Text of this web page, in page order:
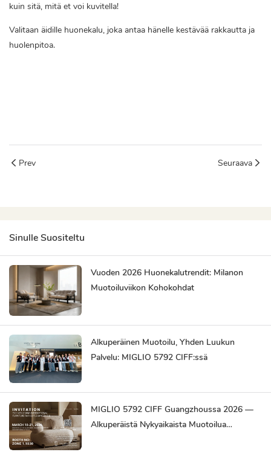
kuin sitä, mitä et voi kuvitella!
Valitaan äidille huonekalu, joka antaa hänelle kestävää rakkautta ja
huolenpitoa.
Prev Seuraava
Sinulle Suositeltu
Vuoden 2026 Huonekalutrendit: Milanon
Muotoiluviikon Kohokohdat
Alkuperäinen Muotoilu, Yhden Luukun
Palvelu: MIGLIO 5792 CIFF:ssä
MIGLIO 5792 CIFF Guangzhoussa 2026 —
Alkuperäistä Nykyaikaista Muotoilua